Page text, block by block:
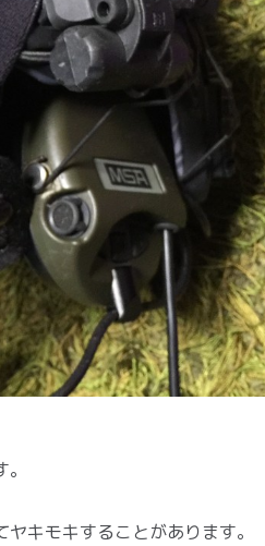
キモキすることがあります。